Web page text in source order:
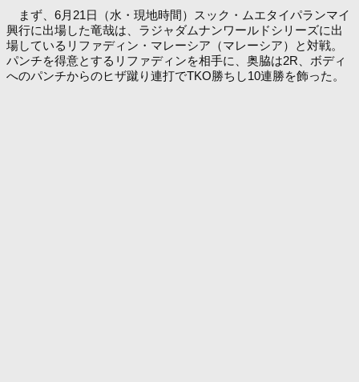
まず、6月21日（水・現地時間）スック・ムエタイパランマイ
興行に出場した竜哉は、ラジャダムナンワールドシリーズに出
場しているリファディン・マレーシア（マレーシア）と対戦。
パンチを得意とするリファディンを相手に、奥脇は2R、ボディ
へのパンチからのヒザ蹴り連打でTKO勝ちし10連勝を飾った。